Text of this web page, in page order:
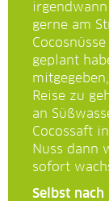
gerne am
geplant
Reise zu
an
Cocossaft
Nuss dann
sofort
Selbst nach